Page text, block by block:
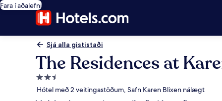
Fara í aðalefni
Sjá alla gististaði
The Residences at
2.5
stjörnu
gististaður
Hótel með 2 veitingastöðum, Safn Karen Blixen nálægt